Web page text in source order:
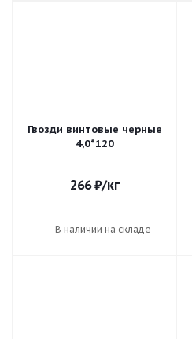
Гвозди винтовые черные
4,0*120
266₽/кг
В наличии на складе